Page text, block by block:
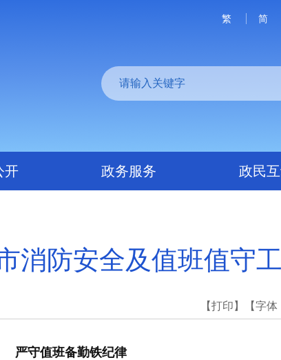
繁 简
开 政务服务 政民
消防安全及值班值守
【打印】 【字体
严守值班备勤铁纪律